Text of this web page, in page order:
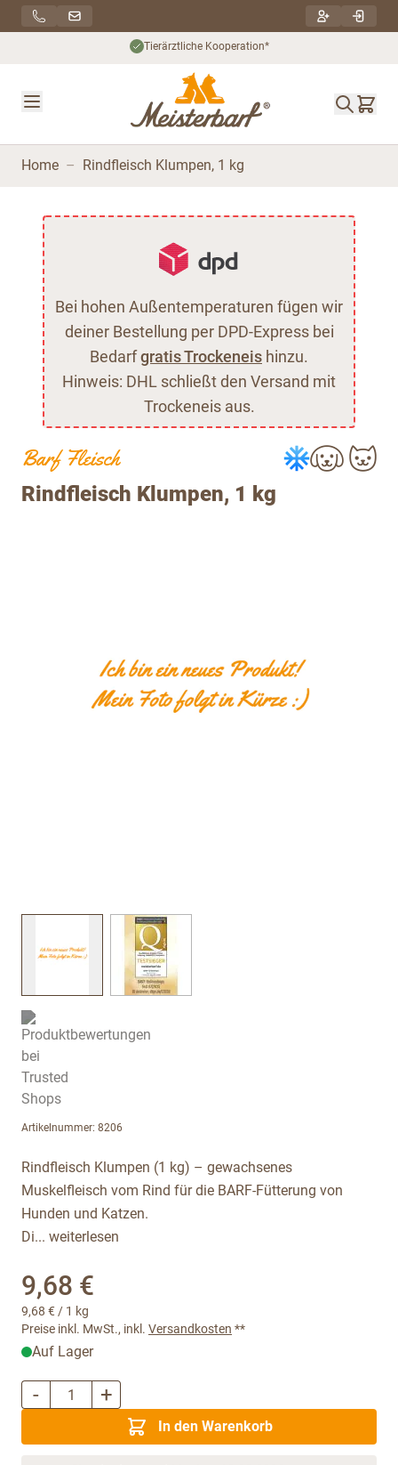
Direkt zum Inhalt
Tierärztliche Kooperation*
Home – Rindfleisch Klumpen, 1 kg
Bei hohen Außentemperaturen fügen wir
deiner Bestellung per DPD-Express bei
Bedarfgratis Trockeneis hinzu.
Hinweis: DHL schließt den Versand mit
Trockeneis aus.
Barf Fleisch
Rindfleisch Klumpen, 1 kg
View larger imageView larger image
Artikelnummer: 8206
Rindfleisch Klumpen (1 kg) – gewachsenes
Muskelfleisch vom Rind für die BARF-Fütterung von
Hunden und Katzen.
Di... weiterlesen
9,68 €
9,68 € / 1 kg
Preise inkl. MwSt., inkl. Versandkosten **
Auf Lager
Menge
- +
In den Warenkorb